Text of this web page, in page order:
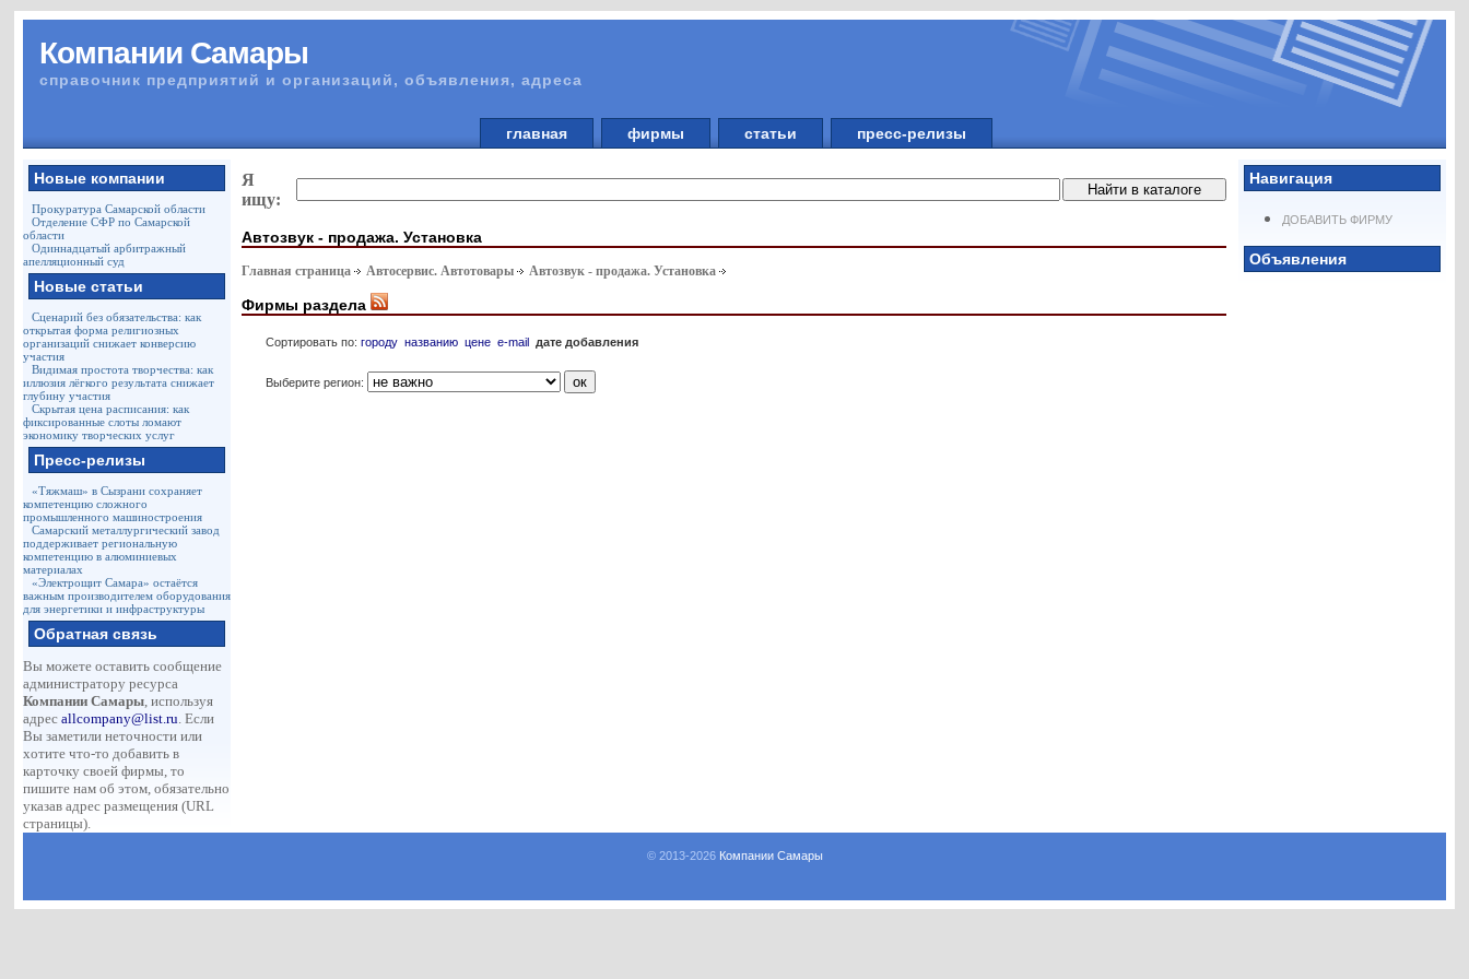
Компании Самары
справочник предприятий и организаций, объявления, адреса
главная фирмы статьи пресс-релизы
Новые компании
Прокуратура Самарской области
Отделение СФР по Самарской
области
Одиннадцатый арбитражный
апелляционный суд
Новые статьи
Сценарий без обязательства: как
открытая форма религиозных
организаций снижает конверсию
участия
Видимая простота творчества: как
иллюзия лёгкого результата снижает
глубину участия
Скрытая цена расписания: как
фиксированные слоты ломают
экономику творческих услуг
Пресс-релизы
«Тяжмаш» в Сызрани сохраняет
компетенцию сложного
промышленного машиностроения
Самарский металлургический завод
поддерживает региональную
компетенцию в алюминиевых
материалах
«Электрощит Самара» остаётся
важным производителем оборудования
для энергетики и инфраструктуры
Обратная связь
Вы можете оставить сообщение
администратору ресурса
Компании Самары, используя
адресallcompany@list.ru. Если
Вы заметили неточности или
хотите что-то добавить в
карточку своей фирмы, то
пишите нам об этом, обязательно
указав адрес размещения (URL
страницы).
Навигация
ДОБАВИТЬ ФИРМУ
Объявления
Я
ищу:
Автозвук - продажа. Установка
Главная страница Автосервис. Автотовары Автозвук - продажа. Установка
Фирмы раздела
Сортировать по:городу названию цене e-mail дате добавления
Выберите регион:
© 2013-2026 Компании Самары